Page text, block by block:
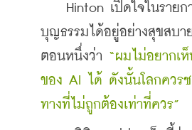
Hinton เปิดใจในรายกา
บุญธรรมได้อยู่อย่างสุขสบ
ตอนหนึ่งว่า “ผมไม่อยากเ
ของ AI ได้ ดังนั้นโลกควรช
ทางที่ไม่ถูกต้องเท่าที่ควร”